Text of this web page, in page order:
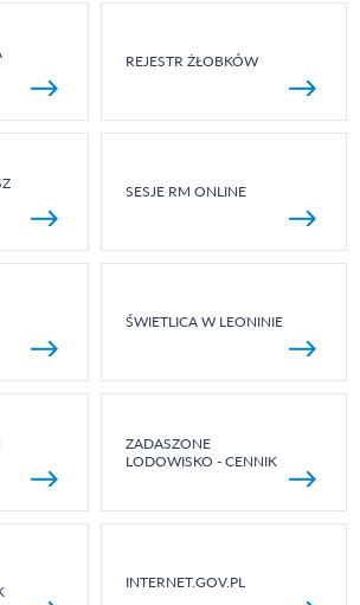
REJESTR ŻŁOBKÓW
SESJE RM ONLINE
ŚWIETLICA W LEONINIE
ZADASZONE
LODOWISKO - CENNIK
INTERNET.GOV.PL